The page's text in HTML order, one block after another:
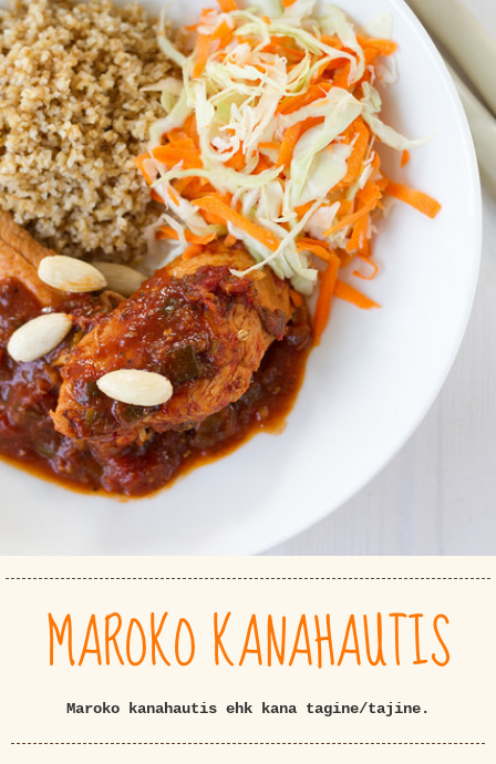
MAROKO KANAHAUTIS
Maroko kanahautis ehk kana tagine/tajine.